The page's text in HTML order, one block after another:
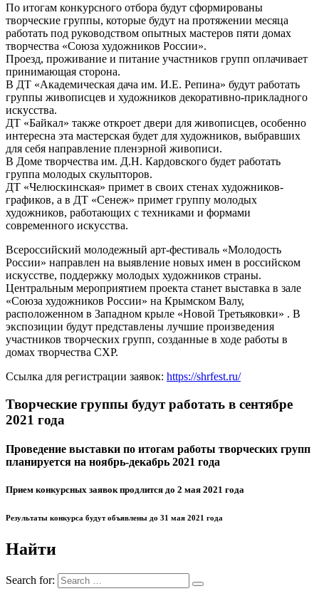
По итогам конкурсного отбора будут сформированы
творческие группы, которые будут на протяжении месяца
работать под руководством опытных мастеров пяти домах
творчества «Союза художников России».
Проезд, проживание и питание участников групп оплачивает
принимающая сторона.
В ДТ «Академическая дача им. И.Е. Репина» будут работать
группы живописцев и художников декоративно-прикладного
искусства.
ДТ «Байкал» также откроет двери для живописцев, особенно
интересна эта мастерская будет для художников, выбравших
для себя направление пленэрной живописи.
В Доме творчества им. Д.Н. Кардовского будет работать
группа молодых скульпторов.
ДТ «Челюскинская» примет в своих стенах художников-
графиков, а в ДТ «Сенеж» примет группу молодых
художников, работающих с техниками и формами
современного искусства.
Всероссийский молодежный арт-фестиваль «Молодость
России» направлен на выявление новых имен в российском
искусстве, поддержку молодых художников страны.
Центральным мероприятием проекта станет выставка в зале
«Союза художников России» на Крымском Валу,
расположенном в Западном крыле «Новой Третьяковки» . В
экспозиции будут представлены лучшие произведения
участников творческих групп, созданные в ходе работы в
домах творчества СХР.
Ссылка для регистрации заявок: https://shrfest.ru/
Творческие группы будут работать в сентябре
2021 года
Проведение выставки по итогам работы творческих групп
планируется на ноябрь-декабрь 2021 года
Прием конкурсных заявок продлится до 2 мая 2021 года
Результаты конкурса будут объявлены до 31 мая 2021 года
Найти
Search for: